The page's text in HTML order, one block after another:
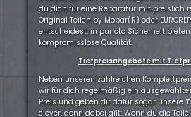
du dich für eine Reparatur mit preislich
Original Teilen by Mopar(R) oder
entscheidest, in puncto Sicherheit
kompromisslose Qualität.
Tiefpreisangebote mit
Neben unseren zahlreichen
wir für dich regelmäßig ein
Preis und geben dir dafür sogar unsere
clever, denn dabei gilt: Wenn du die